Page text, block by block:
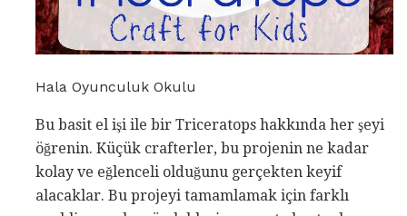
Hala Oyunculuk Okulu
Bu basit el işi ile bir Triceratops hakkında her şeyi
öğrenin. Küçük crafterler, bu projenin ne kadar
kolay ve eğlenceli olduğunu gerçekten keyif
alacaklar. Bu projeyi tamamlamak için farklı